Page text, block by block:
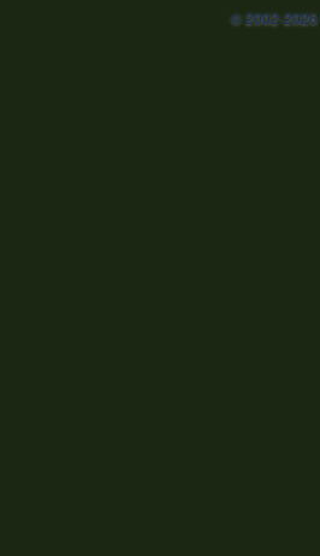
© 2002-2026